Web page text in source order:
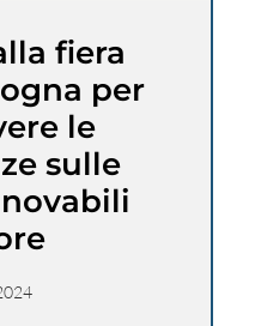
fiera
per
le
sulle